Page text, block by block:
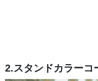
2.スタンドカラーコ